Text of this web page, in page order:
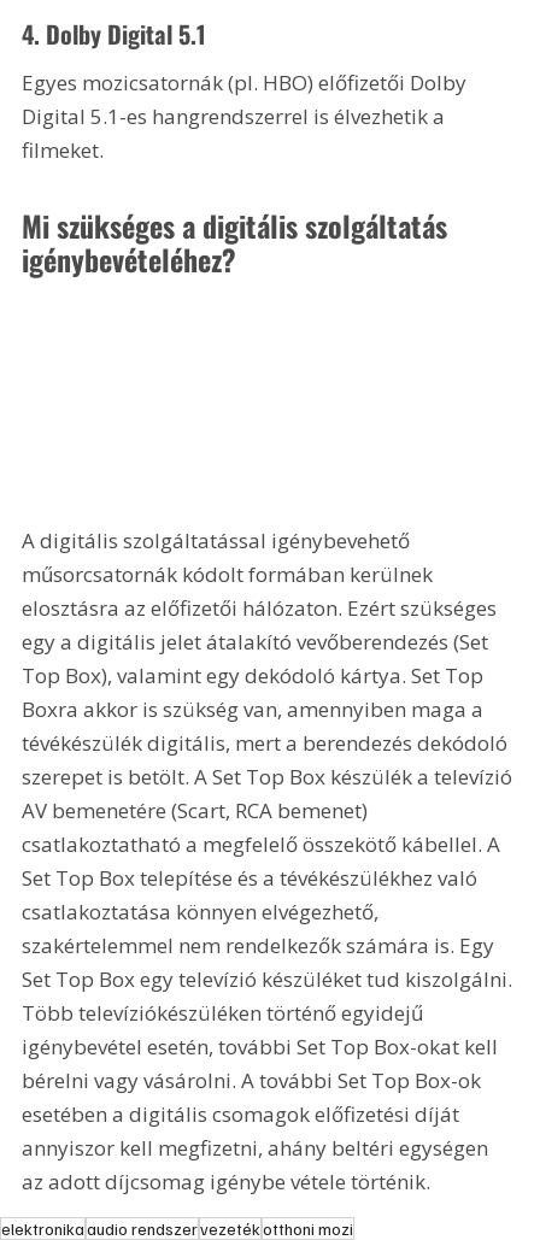
4. Dolby Digital 5.1
Egyes mozicsatornák (pl. HBO) előfizetői Dolby
Digital 5.1-es hangrendszerrel is élvezhetik a
filmeket.
Mi szükséges a digitális szolgáltatás
igénybevételéhez?
A digitális szolgáltatással igénybevehető
műsorcsatornák kódolt formában kerülnek
elosztásra az előfizetői hálózaton. Ezért szükséges
egy a digitális jelet átalakító vevőberendezés (Set
Top Box), valamint egy dekódoló kártya. Set Top
Boxra akkor is szükség van, amennyiben maga a
tévékészülék digitális, mert a berendezés dekódoló
szerepet is betölt. A Set Top Box készülék a televízió
AV bemenetére (Scart, RCA bemenet)
csatlakoztatható a megfelelő összekötő kábellel. A
Set Top Box telepítése és a tévékészülékhez való
csatlakoztatása könnyen elvégezhető,
szakértelemmel nem rendelkezők számára is. Egy
Set Top Box egy televízió készüléket tud kiszolgálni.
Több televíziókészüléken történő egyidejű
igénybevétel esetén, további Set Top Box-okat kell
bérelni vagy vásárolni. A további Set Top Box-ok
esetében a digitális csomagok előfizetési díját
annyiszor kell megfizetni, ahány beltéri egységen
az adott díjcsomag igénybe vétele történik.
elektronikaaudio rendszervezetékotthoni mozi